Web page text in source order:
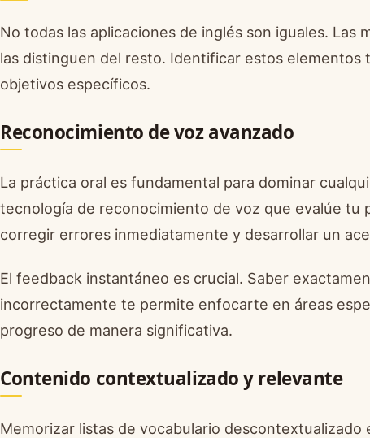
No todas las aplicaciones de inglés son iguales.
las distinguen del resto. Identificar estos
objetivos específicos.
Reconocimiento de voz avanzado
La práctica oral es fundamental para dominar
tecnología de reconocimiento de voz que evalúe tu
corregir errores inmediatamente y desarrollar un
El feedback instantáneo es crucial. Saber
incorrectamente te permite enfocarte en áreas
progreso de manera significativa.
Contenido contextualizado y relevante
Memorizar listas de vocabulario